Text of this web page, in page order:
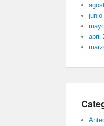
junio
abril